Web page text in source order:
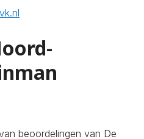
beoordelingen van De